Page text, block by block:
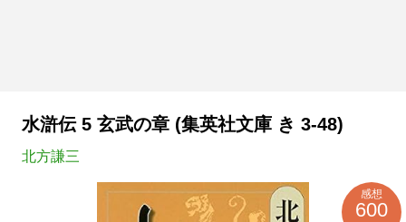
水滸伝 5 玄武の章 (集英社文庫 き 3-48)
北方謙三
感想
600